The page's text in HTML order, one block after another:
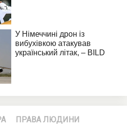
ПРАВА ЛЮДИНИ